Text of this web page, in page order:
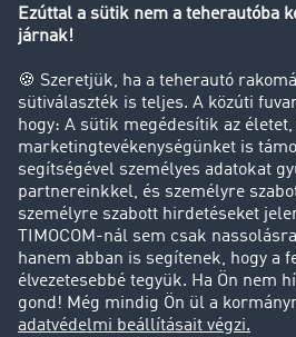
Tehergépkocsi-forgalomkorlátozás
Cég
Sikertörténetek
Ügyfél hoz ügyfelet
Jogi információk
Impresszum